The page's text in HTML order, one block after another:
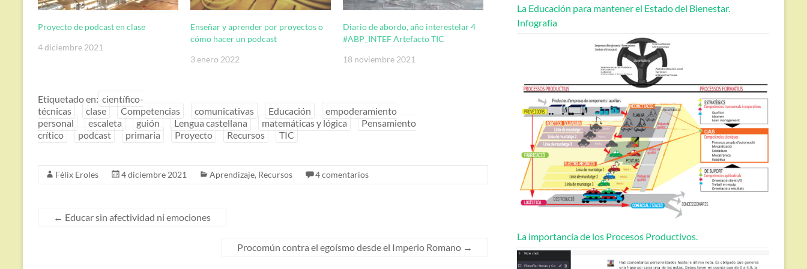
Proyecto de podcast en clase
4 diciembre 2021
Enseñar y aprender por proyectos o
cómo hacer un podcast
3 enero 2022
Diario de abordo, año interestelar 4
#ABP_INTEF Artefacto TIC
18 noviembre 2021
Etiquetado en: científico-
técnicas
clase Competencias comunicativas Educación
empoderamiento
personal
escaleta guión Lengua castellana matemáticas y lógica
Pensamiento
crítico
podcast primaria Proyecto Recursos TIC
Félix Eroles 4 diciembre 2021 Aprendizaje, Recursos 4 comentarios
← Educar sin afectividad ni emociones
Procomún contra el egoísmo desde el Imperio Romano →
La Educación para mantener el Estado del Bienestar.
Infografía
La importancia de los Procesos Productivos.